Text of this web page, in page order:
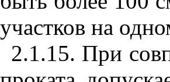
участков на
2.1.15. При